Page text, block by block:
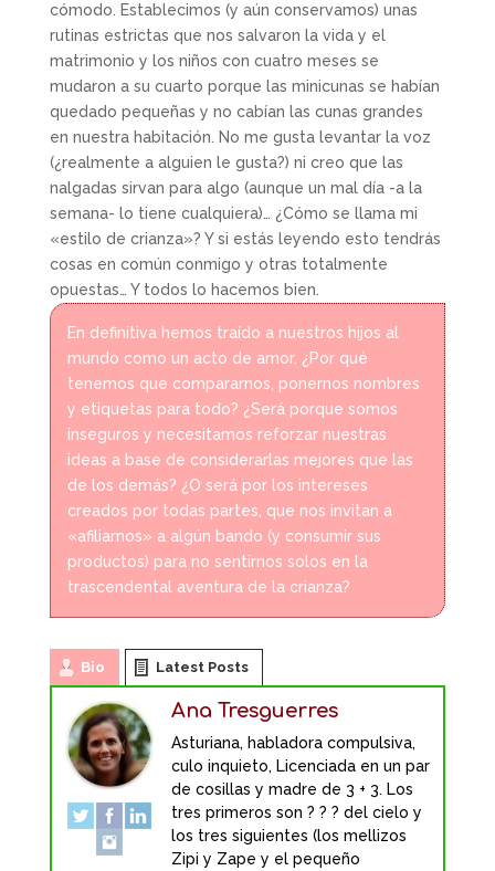
cómodo. Establecimos (y aún conservamos) unas
rutinas estrictas que nos salvaron la vida y el
matrimonio y los niños con cuatro meses se
mudaron a su cuarto porque las minicunas se habían
quedado pequeñas y no cabían las cunas grandes
en nuestra habitación. No me gusta levantar la voz
(¿realmente a alguien le gusta?) ni creo que las
nalgadas sirvan para algo (aunque un mal día -a la
semana- lo tiene cualquiera)… ¿Cómo se llama mi
«estilo de crianza»? Y si estás leyendo esto tendrás
cosas en común conmigo y otras totalmente
opuestas… Y todos lo hacemos bien.
En definitiva hemos traído a nuestros hijos al
mundo como un acto de amor. ¿Por qué
tenemos que compararnos, ponernos nombres
y etiquetas para todo? ¿Será porque somos
inseguros y necesitamos reforzar nuestras
ideas a base de considerarlas mejores que las
de los demás? ¿O será por los intereses
creados por todas partes, que nos invitan a
«afiliarnos» a algún bando (y consumir sus
productos) para no sentirnos solos en la
trascendental aventura de la crianza?
Bio Latest Posts
Ana Tresguerres
Asturiana, habladora compulsiva,
culo inquieto, Licenciada en un par
de cosillas y madre de 3 + 3. Los
tres primeros son ? ? ? del cielo y
los tres siguientes (los mellizos
Zipi y Zape y el pequeño